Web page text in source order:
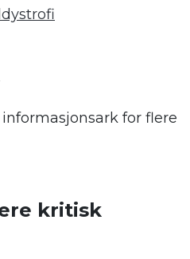
for flere
kritisk